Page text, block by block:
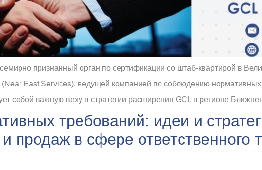
признанный орган по сертификации со штаб-квартирой в
(Near East Services), ведущей компанией по соблюдению
собой важную веху в стратегии расширения GCL в регионе
требований: идеи и
продаж в сфере ответственного